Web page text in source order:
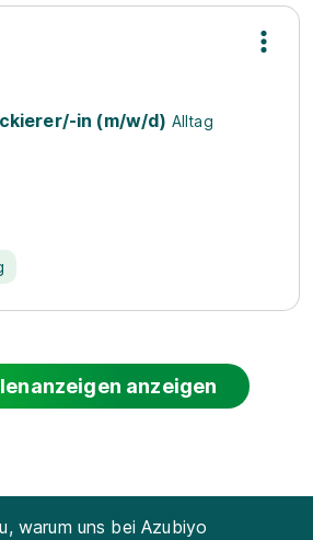
in (m/w/d) Alltag
anzeigen
warum uns bei Azubiyo